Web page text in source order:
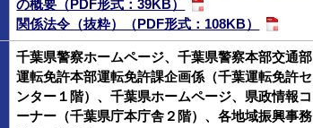
の概要（PDF形式：39KB）
関係法令（抜粋）（PDF形式：108KB）
千葉県警察ホームページ、千葉県警察本部交通部
運転免許本部運転免許課企画係（千葉運転免許セ
ンター１階）、千葉県ホームページ、県政情報コ
ーナー（千葉県庁本庁舎２階）、各地域振興事務